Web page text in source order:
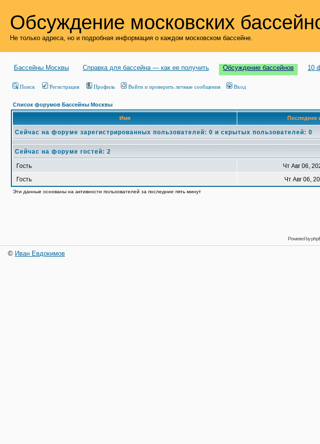
Обсуждение московских
Не только адреса, но и подробная информация о каждом московском бассейне.
Бассейны Москвы Справка для бассейна — как ее получить Обсуждение бассейнов 10
Поиск Регистрация Профиль Войти и проверить личные сообщения Вход
Список форумов Бассейны Москвы
Имя Последнее
Сейчас на форуме зарегистрированных пользователей: 0 и скрытых пользователей: 0
Сейчас на форуме гостей: 2
Гость Чт Авг 06,
Гость
Чт Авг 06,
Эти данные основаны на активности пользователей за последние пять минут
Powered by
© Иван Евдокимов